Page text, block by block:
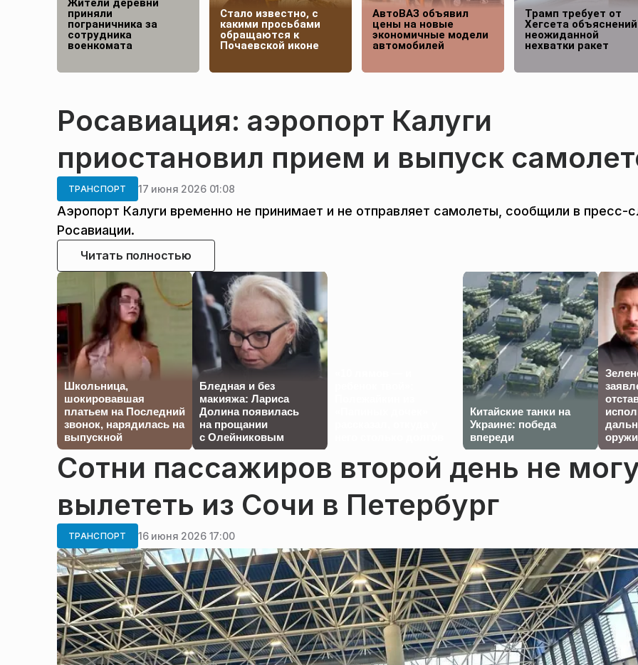
приняли
пограничника за
сотрудника
военкомата
Стало известно, с
какими просьбами
обращаются к
Почаевской иконе
АвтоВАЗ объявил
цены на новые
экономичные модели
автомобилей
Трамп требует от
Хегсета объяснений
неожиданной
нехватки ракет
Росавиация: аэропорт Калуги
приостановил прием и выпуск
ТРАНСПОРТ 17 июня 2026 01:08
Аэропорт Калуги временно не принимает и не отправляет самолеты, сообщили в пресс-
Росавиации.
Читать полностью
Школьница,
шокировавшая
платьем на Последний
звонок, нарядилась на
выпускной
Бледная и без
макияжа: Лариса
Долина появилась
на прощании
с Олейниковым
Китайские танки на
Украине: победа
впереди
Сотни пассажиров второй день не
вылететь из Сочи в Петербург
ТРАНСПОРТ 16 июня 2026 17:00